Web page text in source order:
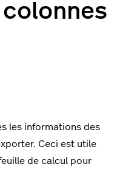
les informations des
Ceci est utile
de calcul pour